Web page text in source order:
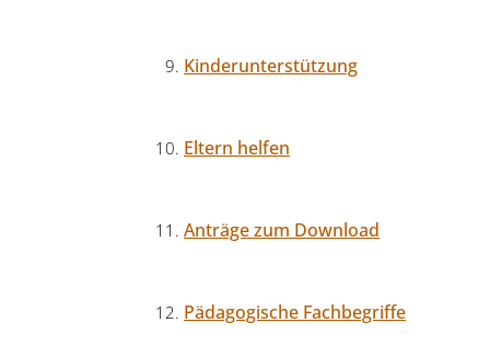
Kinderunterstützung
Eltern helfen
Anträge zum Download
Pädagogische Fachbegriffe